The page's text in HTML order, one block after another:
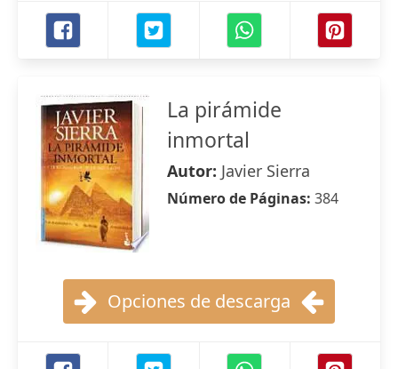
La pirámide
inmortal
Autor: Javier Sierra
Número de Páginas: 384
Opciones de descarga